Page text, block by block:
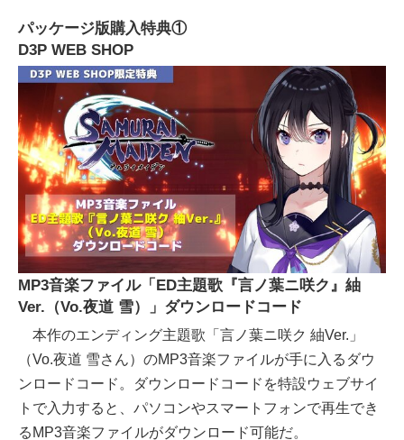
パッケージ版購入特典①
D3P WEB SHOP
MP3音楽ファイル「ED主題歌『言ノ葉ニ咲ク』紬
Ver.（Vo.夜道 雪）」ダウンロードコード
本作のエンディング主題歌「言ノ葉ニ咲ク 紬Ver.」
（Vo.夜道 雪さん）のMP3音楽ファイルが手に入るダウ
ンロードコード。ダウンロードコードを特設ウェブサイ
トで入力すると、パソコンやスマートフォンで再生でき
るMP3音楽ファイルがダウンロード可能だ。